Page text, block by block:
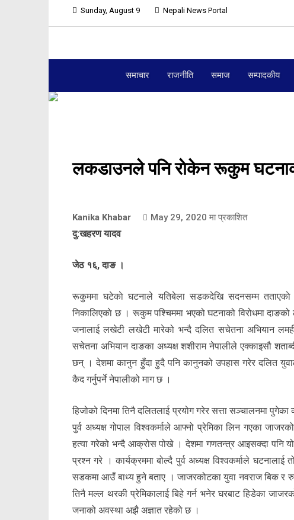
Sunday, August 9 Nepali News Portal
समाचार राजनीति समाज सम्पादकीय
लकडाउनले पनि राेकेन रूकुम
Kanika Khabar May 29, 2020 मा प्रकाशित
दु:खहरण यादव
जेठ १६, दाङ ।
रूकुममा घटेकाे घटनाले यतिबेला सडकदेखि सदनसम्म तताएकाे
निकालिएकाे छ । रूकुम पश्चिममा भएको घटनाको विरोधमा
जनालाई लखेटी लखेटी मारेको भन्दै दलित सचेतना अभियान
सचेतना अभियान दाङका अध्यक्ष शशीराम नेपालीले एक्काइसौ
छन् । देशमा कानुन हुँदा हुदै पनि कानुनको उपहास गरेर दलित
कैद गर्नुपर्ने नेपालीको माग छ ।
हिजोको दिनमा तिनै दलितलाई प्रयोग गरेर सत्ता सञ्चालनमा
पुर्व अध्यक्ष गोपाल विश्वकर्माले आफ्नो प्रेमिका लिन गएका
हत्या गरेको भन्दै आक्रोस पोखे । देशमा गणतन्त्र आइसक्दा पनि
प्रश्न गरे । कार्यक्रममा बोल्दै पुर्व अध्यक्ष विश्वकर्माले
सडकमा आउँ बाध्य हुने बताए । जाजरकोटका युवा नवराज बिक र
तिनै मल्ल थरकी प्रेमिकालाई बिहे गर्न भनेर घरबाट हिडेका
जनाको अवस्था अझै अज्ञात रहेको छ ।